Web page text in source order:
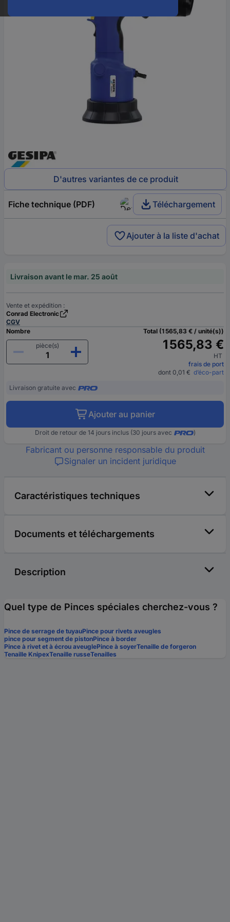
D'autres variantes de ce produit
Fiche technique (PDF) Téléchargement
Ajouter à la liste d'achat
Livraison avant le mar. 25 août
Vente et expédition :
Conrad Electronic
CGV
Nombre
pièce(s)
Total (1 565,83 € / unité(s))
1 565,83 €
HT
frais de port
dont 0,01 € d’éco-part
Livraison gratuite avec
Ajouter au panier
Droit de retour de 14 jours inclus (30 jours avec )
Fabricant ou personne responsable du produit
Signaler un incident juridique
Caractéristiques techniques
Documents et téléchargements
Description
Quel type de Pinces spéciales cherchez-vous ?
Pince de serrage de tuyauPince pour rivets aveugles
pince pour segment de pistonPince à border
Pince à rivet et à écrou aveuglePince à soyerTenaille de forgeron
Tenaille KnipexTenaille russeTenailles